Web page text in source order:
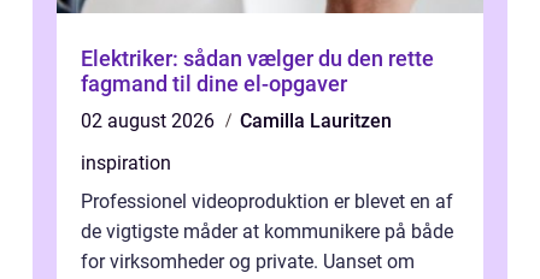
Elektriker: sådan vælger du den rette
fagmand til dine el-opgaver
02 august 2026
Camilla Lauritzen
inspiration
Professionel videoproduktion er blevet en af
de vigtigste måder at kommunikere på både
for virksomheder og private. Uanset om